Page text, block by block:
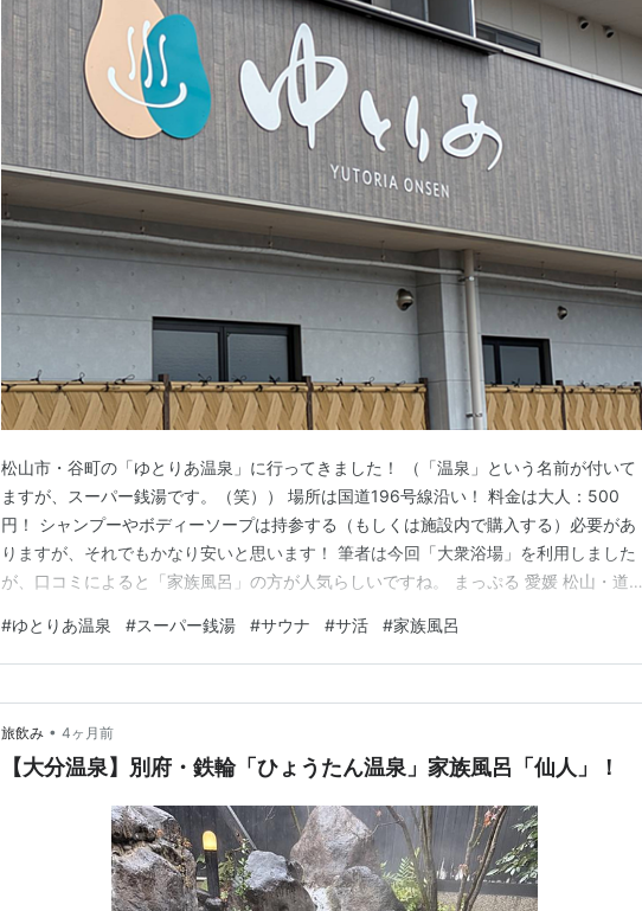
松山市・谷町の「ゆとりあ温泉」に行ってきました！ （「温泉」という名前が付いて
ますが、スーパー銭湯です。（笑）） 場所は国道196号線沿い！ 料金は大人：500
円！ シャンプーやボディーソープは持参する（もしくは施設内で購入する）必要があ
りますが、それでもかなり安いと思います！ 筆者は今回「大衆浴場」を利用しました
が、口コミによると「家族風呂」の方が人気らしいですね。 まっぷる 愛媛 松山・道後
2年前にリニューアルオープンしているだけあって、施設内の設備は綺麗で清潔感に溢
れていました！ ehime-…
#ゆとりあ温泉 #スーパー銭湯 #サウナ #サ活 #家族風呂
旅飲み • 4ヶ月前
【大分温泉】別府・鉄輪「ひょうたん温泉」家族風呂「仙人」！